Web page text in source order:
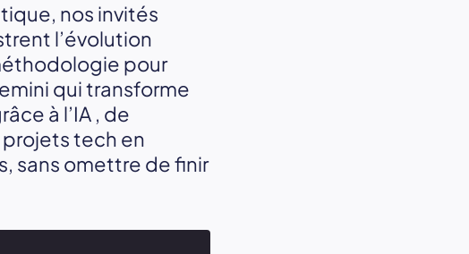
nos invités
l’évolution
pour
qui transforme
à l’IA , de
tech en
sans omettre de finir